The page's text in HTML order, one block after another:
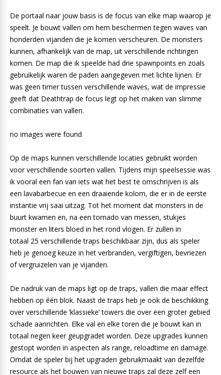
De portaal naar jouw basis is de focus van elke map waarop je
speelt. Je bouwt vallen om hem beschermen tegen waves van
honderden vijanden die je komen verscheuren. De monsters
kunnen, afhankelijk van de map, uit verschillende richtingen
komen. De map die ik speelde had drie spawnpoints en zoals
gebruikelijk waren de paden aangegeven met lichte lijnen. Er
was geen timer tussen verschillende waves, wat de impressie
geeft dat Deathtrap de focus legt op het maken van slimme
combinaties van vallen.
no images were found
Op de maps kunnen verschillende locaties gebruikt worden
voor verschillende soorten vallen. Tijdens mijn speelsessie was
ik vooral een fan van iets wat het best te omschrijven is als
een lavabarbecue en een draaiende kolom, die er in de eerste
instantie vrij saai uitzag. Tot het moment dat monsters in de
buurt kwamen en, na een tornado van messen, stukjes
monster en liters bloed in het rond vlogen. Er zullen in
totaal 25 verschillende traps beschikbaar zijn, dus als speler
heb je genoeg keuze in het verbranden, vergiftigen, bevriezen
of vergruizelen van je vijanden.
De nadruk van de maps ligt op de traps, vallen die maar effect
hebben op één blok. Naast de traps heb je ook de beschikking
over verschillende ‘klassieke’ towers die over een groter gebied
schade aanrichten. Elke val en elke toren die je bouwt kan in
totaal negen keer geupgradet worden. Deze upgrades kunnen
gestopt worden in aspecten als range, reloadtime en damage.
Omdat de speler bij het upgraden gebruikmaakt van dezelfde
resource als het bouwen van nieuwe traps zal deze zelf een